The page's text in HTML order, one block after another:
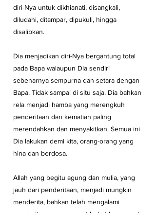
diri-Nya untuk dikhianati, disangkali,
diludahi, ditampar, dipukuli, hingga
disalibkan.
Dia menjadikan diri-Nya bergantung total
pada Bapa walaupun Dia sendiri
sebenarnya sempurna dan setara dengan
Bapa. Tidak sampai di situ saja. Dia bahkan
rela menjadi hamba yang merengkuh
penderitaan dan kematian paling
merendahkan dan menyakitkan. Semua ini
Dia lakukan demi kita, orang-orang yang
hina dan berdosa.
Allah yang begitu agung dan mulia, yang
jauh dari penderitaan, menjadi mungkin
menderita, bahkan telah mengalami